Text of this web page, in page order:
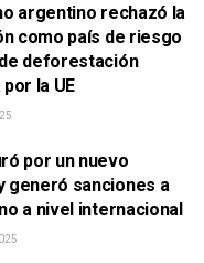
argentino rechazó la
como país de riesgo
deforestación
la UE
por un nuevo
generó sanciones a
a nivel internacional